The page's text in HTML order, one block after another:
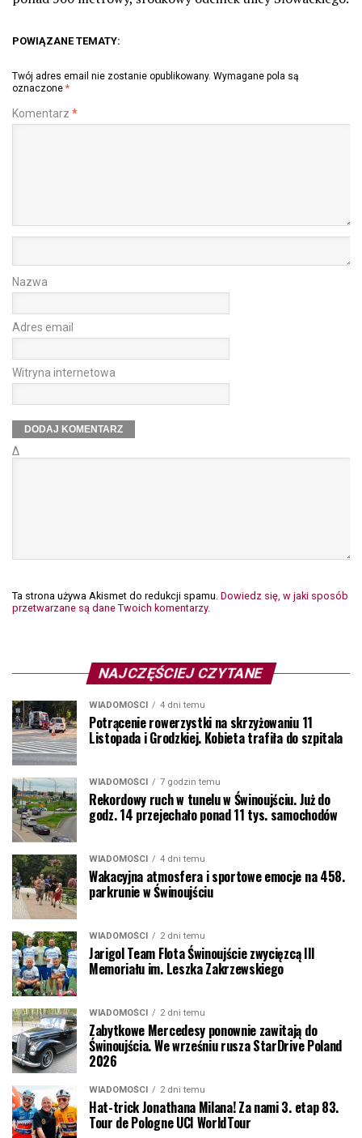
POWIĄZANE TEMATY:
Twój adres email nie zostanie opublikowany. Wymagane pola są
oznaczone *
Komentarz *
Nazwa
Adres email
Witryna internetowa
Δ
Ta strona używa Akismet do redukcji spamu. Dowiedz się, w jaki sposób
przetwarzane są dane Twoich komentarzy.
NAJCZĘŚCIEJ CZYTANE
WIADOMOŚCI 4 dni temu
Potrącenie rowerzystki na skrzyżowaniu 11
Listopada i Grodzkiej. Kobieta trafiła do szpitala
WIADOMOŚCI 7 godzin temu
Rekordowy ruch w tunelu w Świnoujściu. Już do
godz. 14 przejechało ponad 11 tys. samochodów
WIADOMOŚCI 4 dni temu
Wakacyjna atmosfera i sportowe emocje na 458.
parkrunie w Świnoujściu
WIADOMOŚCI 2 dni temu
Jarigol Team Flota Świnoujście zwycięzcą III
Memoriału im. Leszka Zakrzewskiego
WIADOMOŚCI 2 dni temu
Zabytkowe Mercedesy ponownie zawitają do
Świnoujścia. We wrześniu rusza StarDrive Poland
2026
WIADOMOŚCI 2 dni temu
Hat-trick Jonathana Milana! Za nami 3. etap 83.
Tour de Pologne UCI WorldTour